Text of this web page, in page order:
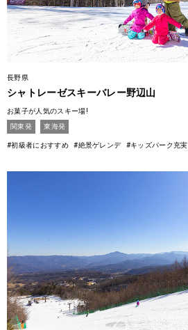
長野県
シャトレーゼスキーバレー野辺山
お菓子が人気のスキー場!
関東発
東海発
#初級者におすすめ #絶景ゲレンデ #キッズパーク充実